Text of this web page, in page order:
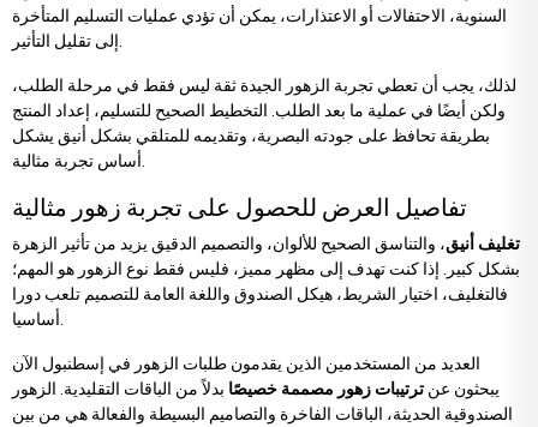
السنوية، الاحتفالات أو الاعتذارات، يمكن أن تؤدي عمليات التسليم المتأخرة
إلى تقليل التأثير.
لذلك، يجب أن تعطي تجربة الزهور الجيدة ثقة ليس فقط في مرحلة الطلب،
ولكن أيضًا في عملية ما بعد الطلب. التخطيط الصحيح للتسليم، إعداد المنتج
بطريقة تحافظ على جودته البصرية، وتقديمه للمتلقي بشكل أنيق يشكل
أساس تجربة مثالية.
تفاصيل العرض للحصول على تجربة زهور مثالية
تغليف أنيق، والتناسق الصحيح للألوان، والتصميم الدقيق يزيد من تأثير الزهرة
بشكل كبير. إذا كنت تهدف إلى مظهر مميز، فليس فقط نوع الزهور هو المهم؛
فالتغليف، اختيار الشريط، هيكل الصندوق واللغة العامة للتصميم تلعب دورا
أساسيا.
العديد من المستخدمين الذين يقدمون طلبات الزهور في إسطنبول الآن
يبحثون عن ترتيبات زهور مصممة خصيصًا بدلاً من الباقات التقليدية. الزهور
الصندوقية الحديثة، الباقات الفاخرة والتصاميم البسيطة والفعالة هي من بين